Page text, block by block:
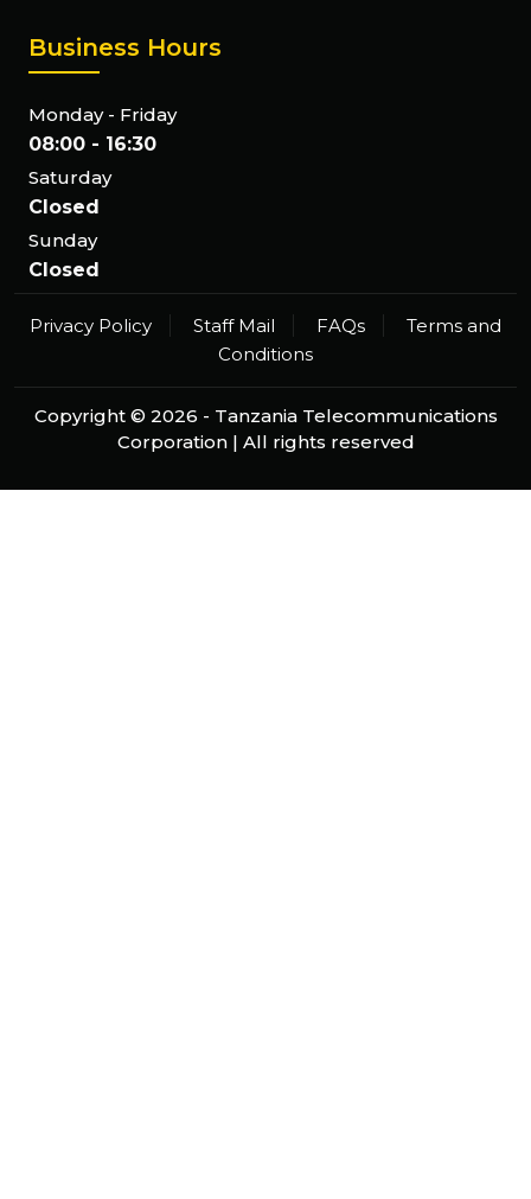
Business Hours
Monday - Friday
08:00 - 16:30
Saturday
Closed
Sunday
Closed
Privacy Policy Staff Mail FAQs
Terms and
Conditions
Copyright © 2026 - Tanzania Telecommunications
Corporation| All rights reserved